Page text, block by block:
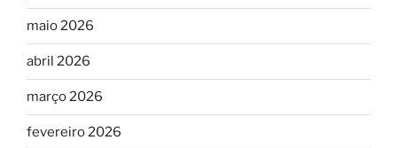
maio 2026
abril 2026
março 2026
fevereiro 2026